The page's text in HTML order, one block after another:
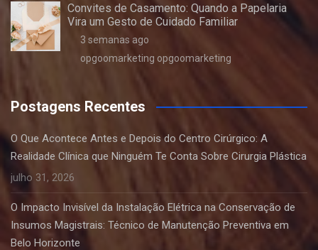
Convites de Casamento: Quando a Papelaria
Vira um Gesto de Cuidado Familiar
3 semanas ago
opgoomarketing opgoomarketing
Postagens Recentes
O Que Acontece Antes e Depois do Centro Cirúrgico: A
Realidade Clínica que Ninguém Te Conta Sobre Cirurgia Plástica
julho 31, 2026
O Impacto Invisível da Instalação Elétrica na Conservação de
Insumos Magistrais: Técnico de Manutenção Preventiva em
Belo Horizonte